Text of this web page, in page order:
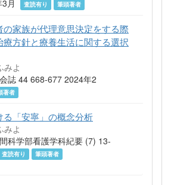
月
査読有り 筆頭著者
の家族が代理意思決定をする際
方針と療養生活に関する選択
みよ
誌 44 668-677 2024年2
著者
る「安寧」の概念分析
みよ
科学部看護学科紀要 (7) 13-
査読有り 筆頭著者